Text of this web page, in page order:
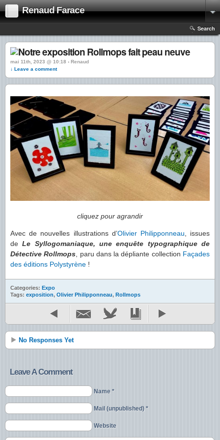
Renaud Farace
Search
mai 11th, 2023 @ 10:18 › Renaud
↓ Leave a comment
cliquez pour agrandir
Avec de nouvelles illustrations d’Olivier Philipponneau , issues
deLe Syllogomaniaque, une enquête typographiquede
Détective Rollmops , paru dans la dépliante collection Façades
des éditions Polystyrène !
Categories: Expo
Tags: exposition, Olivier Philipponneau, Rollmops
No Responses Yet
Leave A Comment
Name *
Mail (unpublished) *
Website